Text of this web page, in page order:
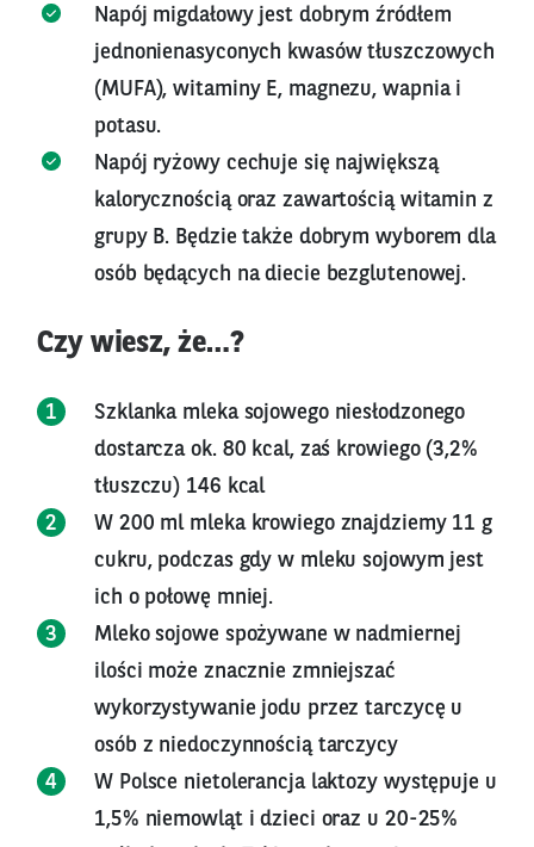
Napój migdałowy jest dobrym źródłem
jednonienasyconych kwasów tłuszczowych
(MUFA), witaminy E, magnezu, wapnia i
potasu.
Napój ryżowy cechuje się największą
kalorycznością oraz zawartością witamin z
grupy B. Będzie także dobrym wyborem dla
osób będących na diecie bezglutenowej.
Czy wiesz, że…?
Szklanka mleka sojowego niesłodzonego
dostarcza ok. 80 kcal, zaś krowiego (3,2%
tłuszczu) 146 kcal
W 200 ml mleka krowiego znajdziemy 11 g
cukru, podczas gdy w mleku sojowym jest
ich o połowę mniej.
Mleko sojowe spożywane w nadmiernej
ilości może znacznie zmniejszać
wykorzystywanie jodu przez tarczycę u
osób z niedoczynnością tarczycy
W Polsce nietolerancja laktozy występuje u
1,5% niemowląt i dzieci oraz u 20-25%